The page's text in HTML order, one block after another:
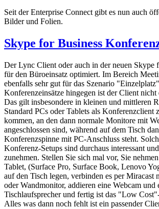
Seit der Enterprise Connect gibt es nun auch
Bilder und Folien.
Skype for Business
Der Lync Client oder auch in der neuen Skype
für den Büroeinsatz optimiert. Im Bereich
ebenfalls sehr gut für das Szenario
Konferenzeinsätze hingegen ist der Client nicht
Das gilt insbesondere in kleinen und mittleren
Standard PCs oder Tablets als Konferenzclient
kommen, an den dann normale Monitore mit
angeschlossen sind, während auf dem Tisch
Konferenzspinne mit PC-Anschluss steht.
Konferenz-Setups sind durchaus interessant
zunehmen. Stellen Sie sich mal vor, Sie
Tablet, (Surface Pro, Surface Book, Lenovo
auf den Tisch legen, verbinden es per Miracast
oder Wandmonitor, addieren eine Webcam und
Tischlaufsprecher und fertig ist das "Low
Alles was dann noch fehlt ist ein passender